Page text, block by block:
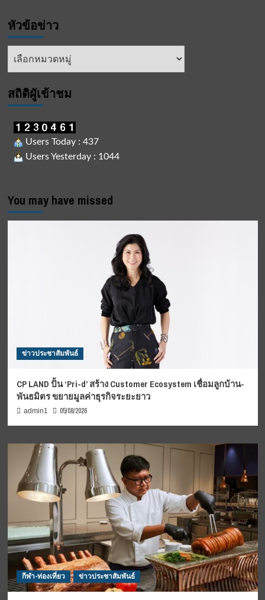
หัวข้อข่าว
หัวข้อ
สถิติผูัเข้าชม
Users Today : 437
Users Yesterday : 1044
You may have missed
ข่าวประชาสัมพันธ์
CP LAND ปั้น ‘Pri-d’ สร้าง Customer Ecosystem เชื่อมลูกบ้าน-
พันธมิตร ขยายมูลค่าธุรกิจระยะยาว
admin1 05/08/2026
กีฬา-ท่องเที่ยว ข่าวประชาสัมพันธ์